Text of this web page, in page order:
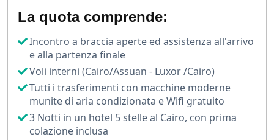
relax e scoperta.
L’itinerario ha inizio al Cairo, dove verrai accolto in una
città che pulsa di storia e modernità.
La prima tappa è uno dei siti più iconici del mondo: le
Sfinge, simboli eterni
della civiltà egizia.
La quota comprende:
Incontro a braccia aperte ed assistenza all'arrivo
e alla partenza finale
Voli interni (Cairo/Assuan - Luxor /Cairo)
Tutti i trasferimenti con macchine moderne
munite di aria condizionata e Wifi gratuito
3 Notti in un hotel 5 stelle al Cairo, con prima
colazione inclusa